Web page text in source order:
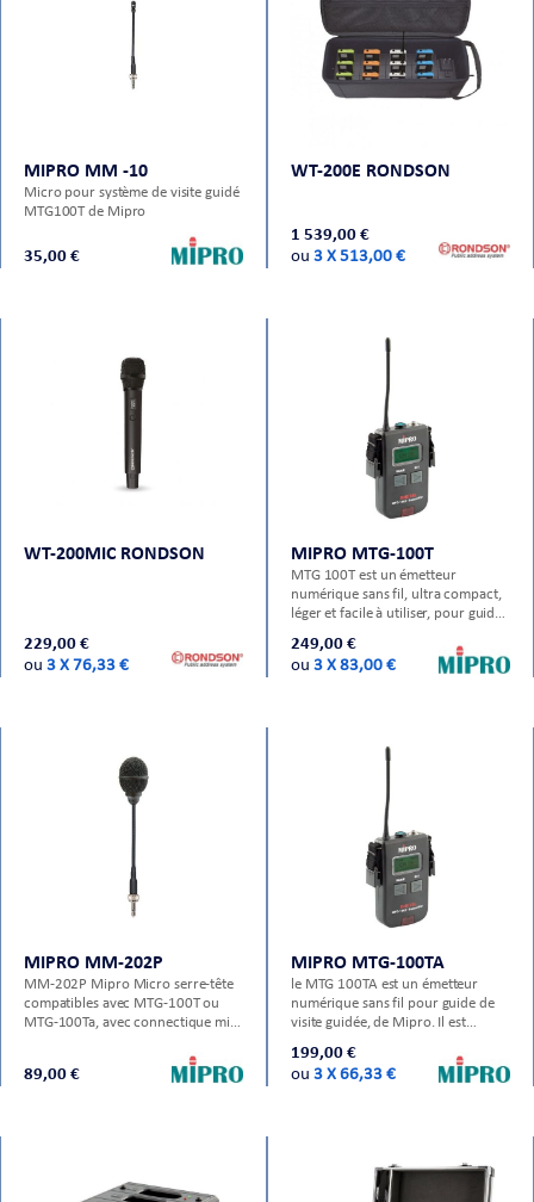
MIPRO MM -10
Micro pour système de visite guidé
MTG100T de Mipro
35,00 €
WT-200E RONDSON
1 539,00 €
ou 3 X 513,00 €
WT-200MIC RONDSON
229,00 €
ou 3 X 76,33 €
MIPRO MTG-100T
MTG 100T est un émetteur
numérique sans fil, ultra compact,
léger et facile à utiliser, pour guide
249,00 €
ou 3 X 83,00 €
MIPRO MM-202P
MM-202P Mipro Micro serre-tête
compatibles avec MTG-100T ou
MTG-100Ta, avec connectique mini
89,00 €
MIPRO MTG-100TA
le MTG 100TA est un émetteur
numérique sans fil pour guide de
visite guidée, de Mipro. Il est
Micro MM 202P - Micro MU 101P
- Micro MU 53HNP - Micro MU
199,00 €
ou 3 X 66,33 €